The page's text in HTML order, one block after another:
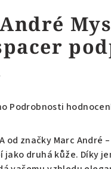
Podrobnosti
od značky Marc
jako druhá kůže. Díky